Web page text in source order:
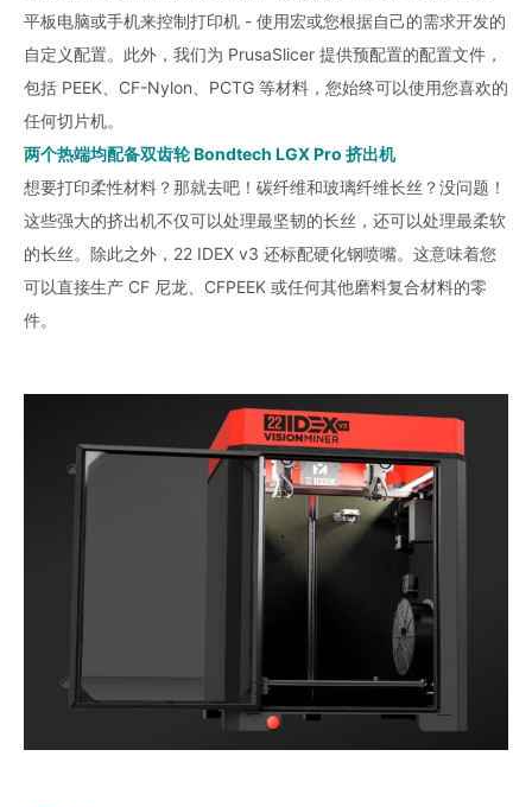
平板电脑或手机来控制打印机 - 使用宏或您根据自己的需求开发的
自定义配置。此外，我们为 PrusaSlicer 提供预配置的配置文件，
包括 PEEK、CF-Nylon、PCTG 等材料，您始终可以使用您喜欢的
任何切片机。
两个热端均配备双齿轮 Bondtech LGX Pro 挤出机
想要打印柔性材料？那就去吧！碳纤维和玻璃纤维长丝？没问题！
这些强大的挤出机不仅可以处理最坚韧的长丝，还可以处理最柔软
的长丝。除此之外，22 IDEX v3 还标配硬化钢喷嘴。这意味着您
可以直接生产 CF 尼龙、CFPEEK 或任何其他磨料复合材料的零
件。